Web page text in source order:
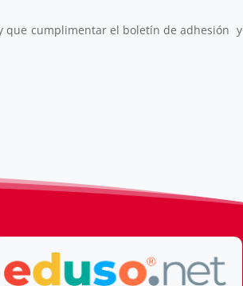
que cumplimentar el boletín de adhesión y